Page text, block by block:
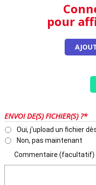
pour
ENVOI DE(S) FICHIER(S) ?*
Oui, j'upload un fichier
Non, pas maintenant
Commentaire (facultatif)